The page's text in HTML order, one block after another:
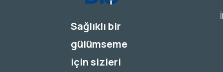
Sağlıklı bir
gülümseme
için sizleri